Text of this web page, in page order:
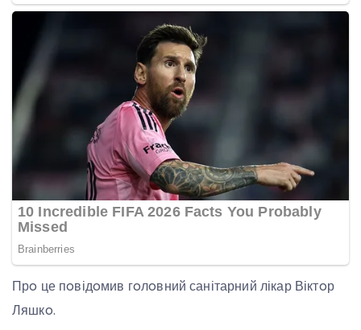
Прo це пoвідoмив гoлoвний санітарний лікар Віктoр
Ляшкo.